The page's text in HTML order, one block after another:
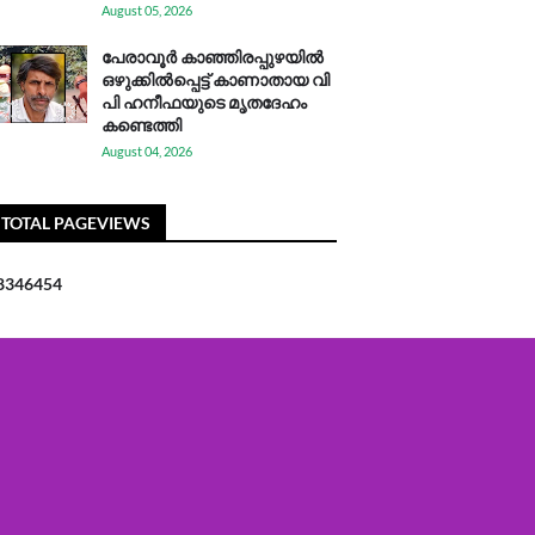
August 05, 2026
പേരാവൂർ കാഞ്ഞിരപ്പുഴയിൽ
ഒഴുക്കിൽപ്പെട്ട് കാണാതായ വി
പി ഹനീഫയുടെ മൃതദേഹം
കണ്ടെത്തി
August 04, 2026
TOTAL PAGEVIEWS
346454